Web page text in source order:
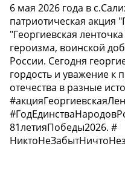
6 мая 2026 года в
патриотическая акция
"Георгиевская
героизма, воинской
России. Сегодня
гордость и уважение к
отечества в разные
81летияПобеды2026. #